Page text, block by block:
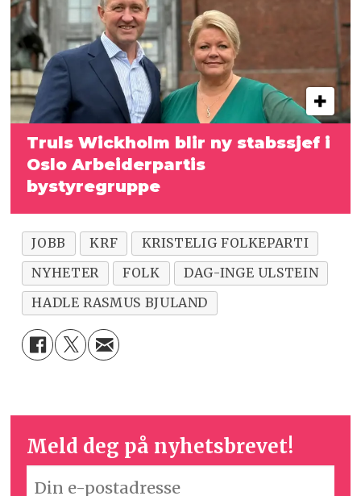
Truls Wickholm blir ny stabssjef i
Oslo Arbeiderpartis
bystyregruppe
JOBB KRF
KRISTELIG FOLKEPARTI
NYHETER
FOLK
DAG-INGE ULSTEIN
HADLE RASMUS BJULAND
Meld deg på nyhetsbrevet!